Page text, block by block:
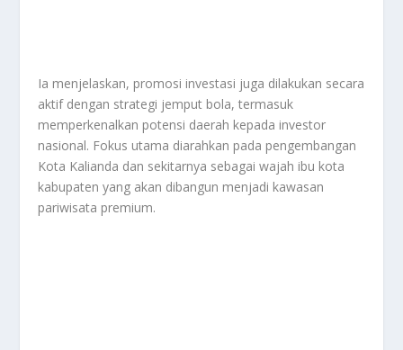
Ia menjelaskan, promosi investasi juga dilakukan secara
aktif dengan strategi jemput bola, termasuk
memperkenalkan potensi daerah kepada investor
nasional. Fokus utama diarahkan pada pengembangan
Kota Kalianda dan sekitarnya sebagai wajah ibu kota
kabupaten yang akan dibangun menjadi kawasan
pariwisata premium.